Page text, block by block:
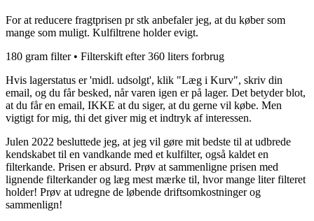
For at reducere fragtprisen pr stk anbefaler jeg, at du køber som
mange som muligt. Kulfiltrene holder evigt.
180 gram filter • Filterskift efter 360 liters forbrug
Hvis lagerstatus er 'midl. udsolgt', klik "Læg i Kurv", skriv din
email, og du får besked, når varen igen er på lager. Det betyder blot,
at du får en email, IKKE at du siger, at du gerne vil købe. Men
vigtigt for mig, thi det giver mig et indtryk af interessen.
Julen 2022 besluttede jeg, at jeg vil gøre mit bedste til at udbrede
kendskabet til en vandkande med et kulfilter, også kaldet en
filterkande. Prisen er absurd. Prøv at sammenligne prisen med
lignende filterkander og læg mest mærke til, hvor mange liter filteret
holder! Prøv at udregne de løbende driftsomkostninger og
sammenlign!